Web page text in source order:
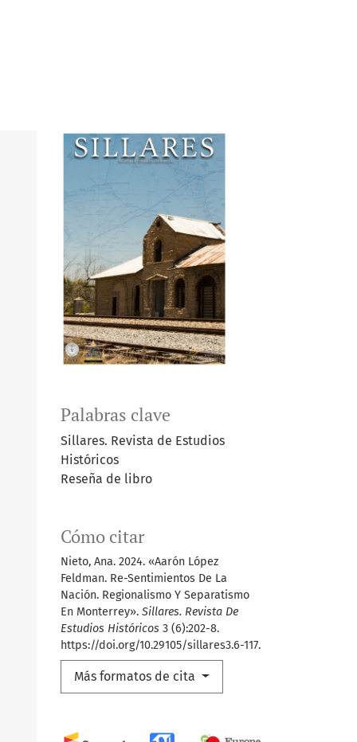
Palabras clave
Sillares. Revista de Estudios
Históricos
Reseña de libro
Cómo citar
Nieto, Ana. 2024. «Aarón López
Feldman. Re-Sentimientos De La
Nación. Regionalismo Y Separatismo
En Monterrey». Sillares. Revista De
Estudios Históricos 3 (6):202-8.
https://doi.org/10.29105/sillares3.6-117.
Más formatos de cita